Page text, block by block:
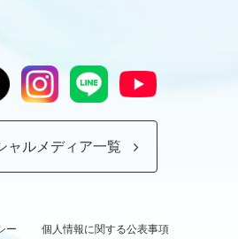
ャルメディア一覧
ー 個人情報に関する公表事項